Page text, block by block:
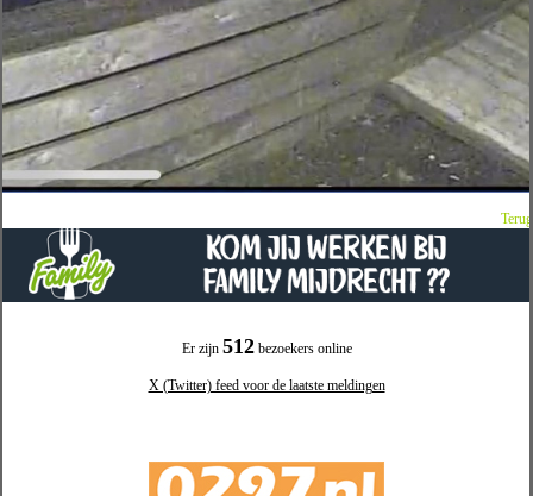
Er zijn 512bezoekers online
X (Twitter) feed voor de laatste meldingen
Terug